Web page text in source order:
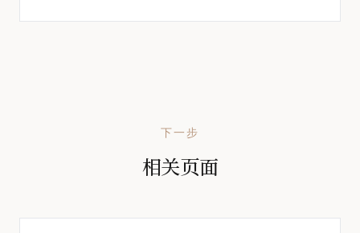
下一步
相关页面